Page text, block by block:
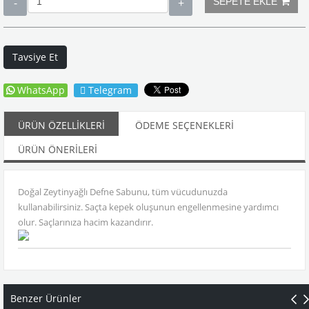
Tavsiye Et
WhatsApp Telegram
ÜRÜN ÖZELLIKLERI
ÖDEME SEÇENEKLERI
ÜRÜN ÖNERILERI
Doğal Zeytinyağlı Defne Sabunu, tüm vücudunuzda
kullanabilirsiniz. Saçta kepek oluşunun engellenmesine yardımcı
olur. Saçlarınıza hacim kazandırır.
Benzer Ürünler